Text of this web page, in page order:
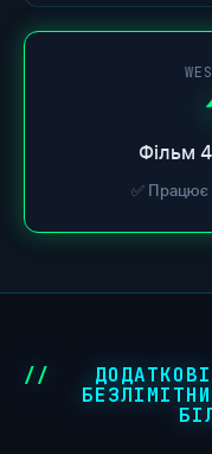
Фільм
✅ Працює